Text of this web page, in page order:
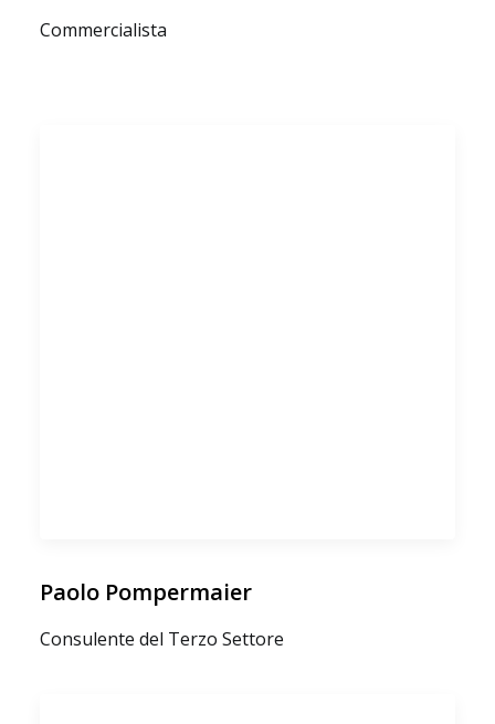
Commercialista
Paolo Pompermaier
Consulente del Terzo Settore